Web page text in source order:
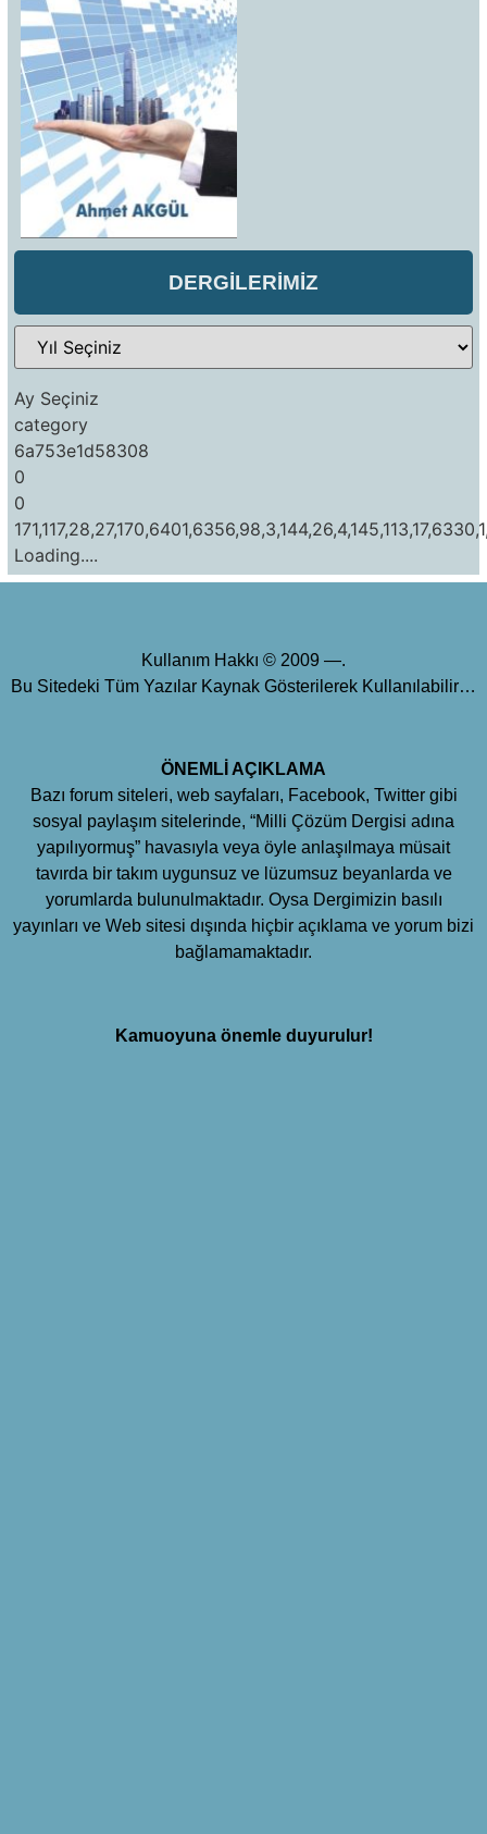
DERGİLERİMİZ
Ay Seçiniz
category
6a753e1d58308
0
0
Loading....
Kullanım Hakkı © 2009 —.
Bu Sitedeki Tüm Yazılar Kaynak Gösterilerek Kullanılabilir…
ÖNEMLİ AÇIKLAMA
Bazı forum siteleri, web sayfaları, Facebook, Twitter gibi
sosyal paylaşım sitelerinde, “Milli Çözüm Dergisi adına
yapılıyormuş” havasıyla veya öyle anlaşılmaya müsait
tavırda bir takım uygunsuz ve lüzumsuz beyanlarda ve
yorumlarda bulunulmaktadır. Oysa Dergimizin basılı
yayınları ve Web sitesi dışında hiçbir açıklama ve yorum bizi
bağlamamaktadır.
Kamuoyuna önemle duyurulur!